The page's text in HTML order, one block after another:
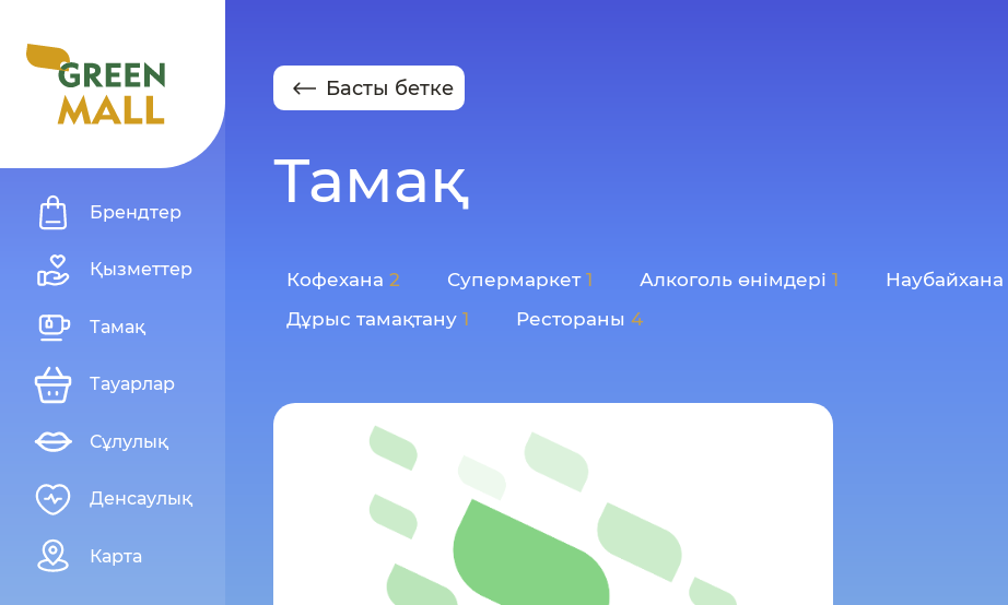
Брендтер
Қызметтер
Тамақ
Тауарлар
Сұлулық
Денсаулық
Карта
Басты бетке
Тамақ
Кофехана 2 Супермаркет 1 Алкоголь өнімдері 1 Наубайхана
Дұрыс тамақтану 1 Рестораны 4